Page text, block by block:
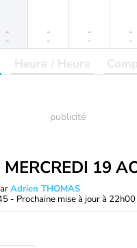
-
-
-
-
-
-
-
-
Heure / Heure
19
Adrien THOMAS
- Prochaine mise à jour à 22h00